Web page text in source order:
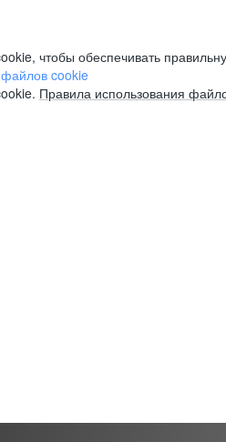
чтобы обеспечивать
cookie
Правила использования